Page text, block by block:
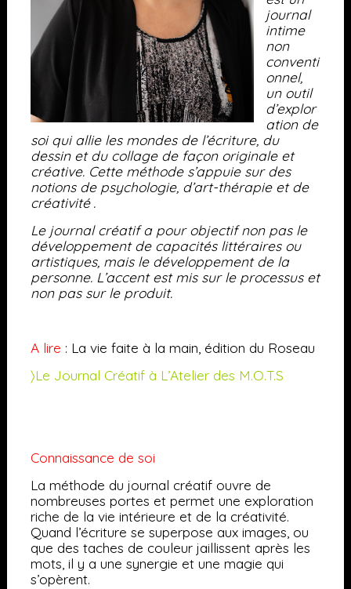
journal
intime
non
conventi
onnel,
un outil
d’explor
ation de
soi qui allie les mondes de l’écriture, du
dessin et du collage de façon originale et
créative. Cette méthode s’appuie sur des
notions de psychologie, d’art-thérapie et de
créativité .
Le journal créatif a pour objectif non pas le
développement de capacités littéraires ou
artistiques, mais le développement de la
personne. L’accent est mis sur le processus et
non pas sur le produit.
A lire : La vie faite à la main, édition du Roseau
〉Le Journal Créatif à L’Atelier des M.O.T.S
Connaissance de soi
La méthode du journal créatif ouvre de
nombreuses portes et permet une exploration
riche de la vie intérieure et de la créativité.
Quand l’écriture se superpose aux images, ou
que des taches de couleur jaillissent après les
mots, il y a une synergie et une magie qui
s’opèrent.